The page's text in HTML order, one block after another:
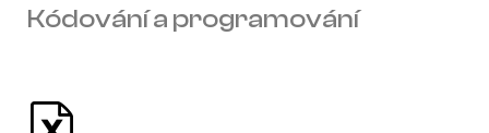
Kódování a programování